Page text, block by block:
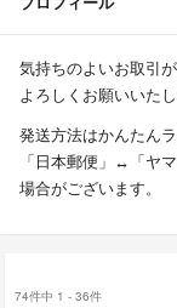
気持ちのよいお取引
よろしくお願いいた
発送方法はかんたん
「日本郵便」↔️「ヤ
場合がございます。
74件中 1 - 36件